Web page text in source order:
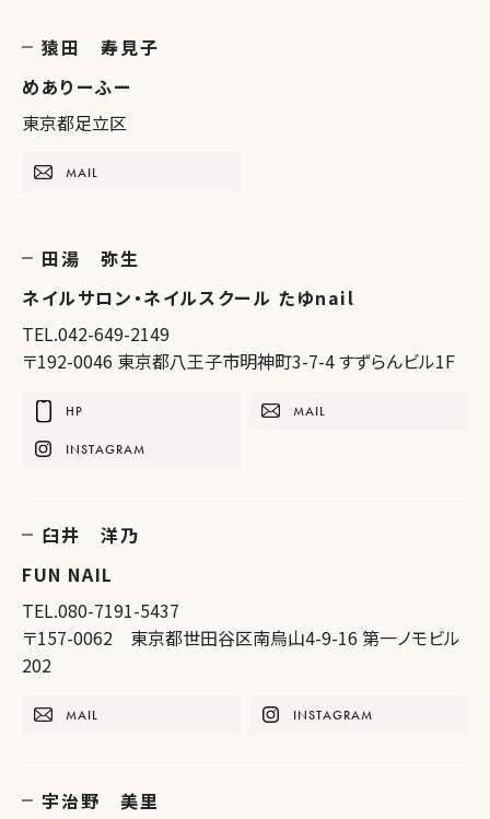
猿田 寿見子
めありーふー
東京都足立区
MAIL
田湯 弥生
ネイルサロン・ネイルスクール たゆnail
TEL.042-649-2149
〒192-0046 東京都八王子市明神町3-7-4 すずらんビル1F
HP MAIL
INSTAGRAM
臼井 洋乃
FUN NAIL
TEL.080-7191-5437
〒157-0062 東京都世田谷区南烏山4-9-16 第一ノモビル
202
MAIL INSTAGRAM
宇治野 美里